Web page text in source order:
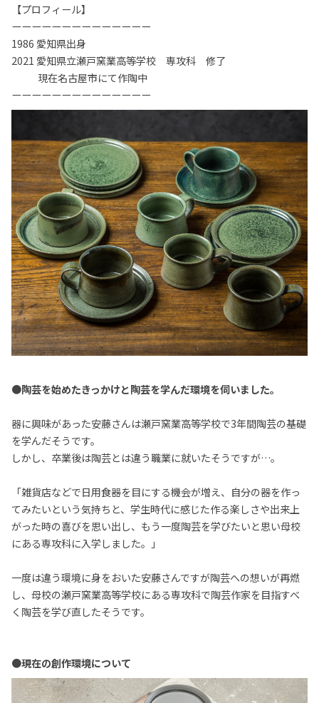
【プロフィール】
ーーーーーーーーーーーーーー
1986 愛知県出身
2021 愛知県立瀬戸窯業高等学校 専攻科 修了
現在名古屋市にて作陶中
ーーーーーーーーーーーーーー
●陶芸を始めたきっかけと陶芸を学んだ環境を伺いました。
器に興味があった安藤さんは瀬戸窯業高等学校で3年間陶芸の基礎
を学んだそうです。
しかし、卒業後は陶芸とは違う職業に就いたそうですが…。
「雑貨店などで日用食器を目にする機会が増え、自分の器を作っ
てみたいという気持ちと、学生時代に感じた作る楽しさや出来上
がった時の喜びを思い出し、もう一度陶芸を学びたいと思い母校
にある専攻科に入学しました。」
一度は違う環境に身をおいた安藤さんですが陶芸への想いが再燃
し、母校の瀬戸窯業高等学校にある専攻科で陶芸作家を目指すべ
く 陶芸を学び直したそうです。
●現在の創作環境について